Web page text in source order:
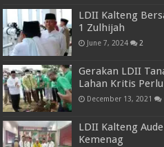
LDII Kalteng
1 Zulhijah
June 7, 2024 2
Gerakan LDII
Lahan Kritis
December 13, 2021
LDII Kalteng
Kemenag